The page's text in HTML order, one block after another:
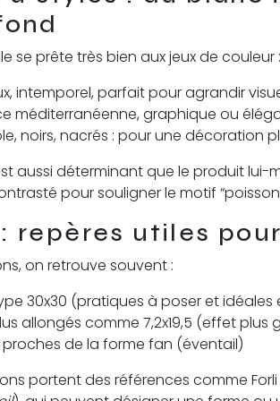
se prête très bien aux jeux de couleur :
intemporel, parfait pour agrandir
méditerranéenne, graphique ou
noirs, nacrés : pour une décoration
aussi déterminant que le produit lui-
pour souligner le motif
repères utiles
on retrouve souvent :
30x30 (pratiques à poser et idéales
allongés comme 7,2x19,5 (effet plus
de la forme fan (éventail)
portent des références comme